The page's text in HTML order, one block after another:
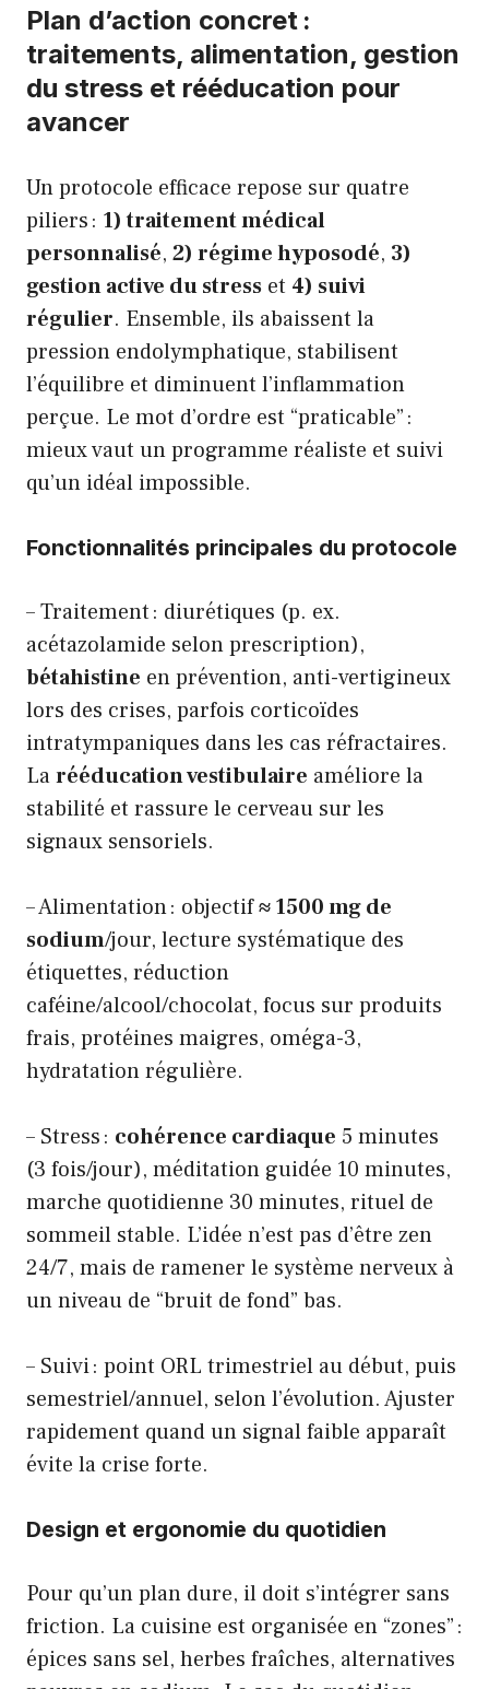
Plan d’action concret :
traitements, alimentation, gestion
du stress et rééducation pour
avancer
Un protocole efficace repose sur quatre
piliers : 1) traitement médical
personnalisé, 2) régime hyposodé, 3)
gestion active du stress et 4) suivi
régulier. Ensemble, ils abaissent la
pression endolymphatique, stabilisent
l’équilibre et diminuent l’inflammation
perçue. Le mot d’ordre est “praticable” :
mieux vaut un programme réaliste et suivi
qu’un idéal impossible.
Fonctionnalités principales du protocole
– Traitement : diurétiques (p. ex.
acétazolamide selon prescription),
bétahistine en prévention, anti-vertigineux
lors des crises, parfois corticoïdes
intratympaniques dans les cas réfractaires.
Larééducation vestibulaire améliore la
stabilité et rassure le cerveau sur les
signaux sensoriels.
– Alimentation : objectif≈ 1500 mg de
sodium/jour, lecture systématique des
étiquettes, réduction
caféine/alcool/chocolat, focus sur produits
frais, protéines maigres, oméga-3,
hydratation régulière.
– Stress : cohérence cardiaque 5 minutes
(3 fois/jour), méditation guidée 10 minutes,
marche quotidienne 30 minutes, rituel de
sommeil stable. L’idée n’est pas d’être zen
24/7, mais de ramener le système nerveux à
un niveau de “bruit de fond” bas.
– Suivi : point ORL trimestriel au début, puis
semestriel/annuel, selon l’évolution. Ajuster
rapidement quand un signal faible apparaît
évite la crise forte.
Design et ergonomie du quotidien
Pour qu’un plan dure, il doit s’intégrer sans
friction. La cuisine est organisée en “zones” :
épices sans sel, herbes fraîches, alternatives